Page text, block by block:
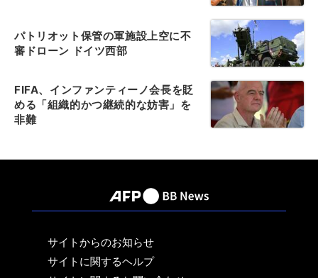
パトリオット保管の軍施設上空に不
審ドローン ドイツ西部
FIFA、インファンティーノ会長を貶
める「組織的かつ継続的な妨害」を
非難
サイトからのお知らせ
サイトに関するヘルプ